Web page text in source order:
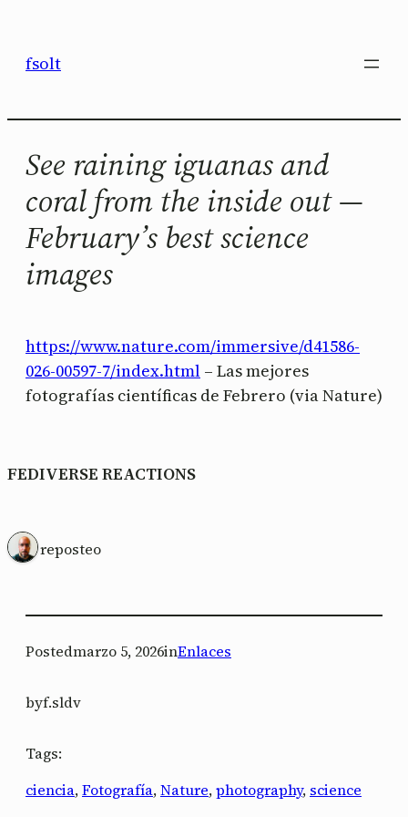
contenido
fsolt
See raining iguanas and
coral from the inside out —
February’s best science
images
https://www.nature.com/immersive/d41586-
026-00597-7/index.html – Las mejores
fotografías científicas de Febrero (via Nature)
FEDIVERSE REACTIONS
1 reposteo
Postedmarzo 5, 2026inEnlaces
byf.sldv
Tags:
ciencia, Fotografía, Nature, photography, science